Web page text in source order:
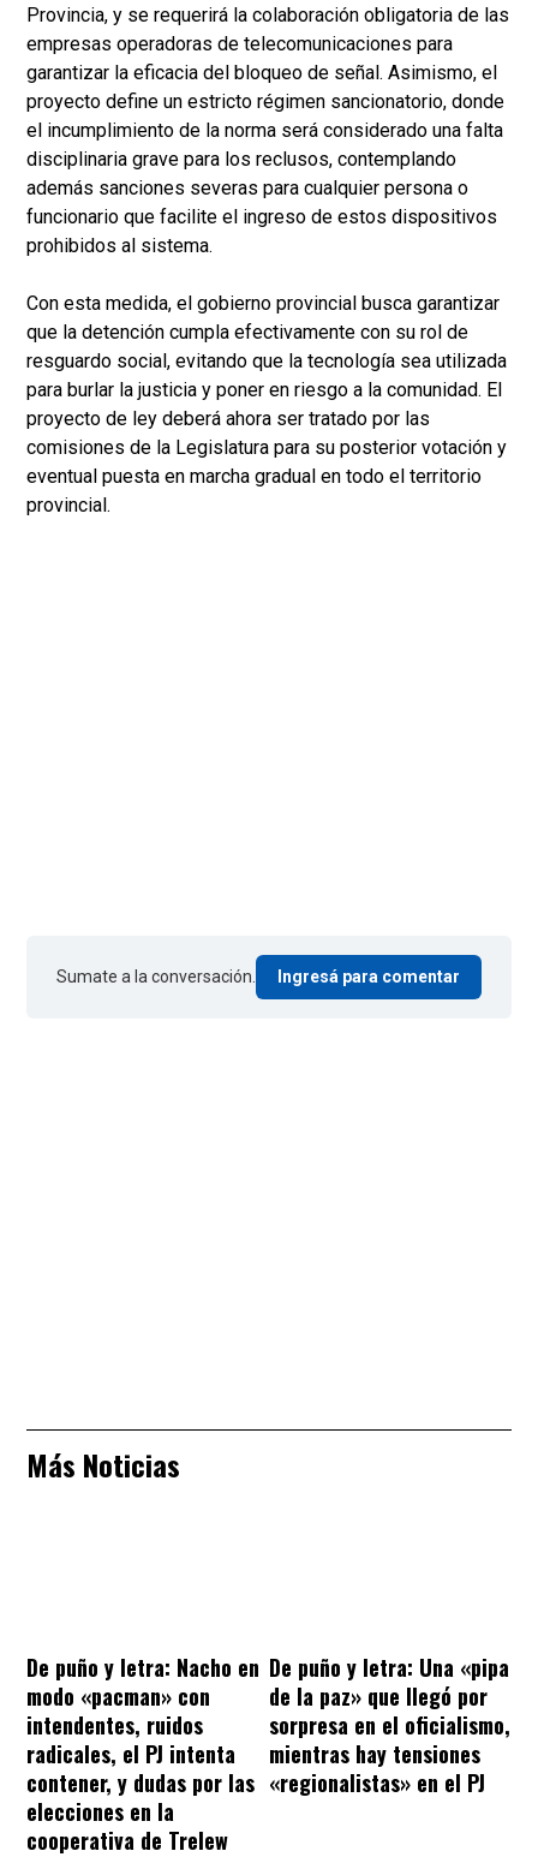
Provincia, y se requerirá la colaboración obligatoria de las
empresas operadoras de telecomunicaciones para
garantizar la eficacia del bloqueo de señal. Asimismo, el
proyecto define un estricto régimen sancionatorio, donde
el incumplimiento de la norma será considerado una falta
disciplinaria grave para los reclusos, contemplando
además sanciones severas para cualquier persona o
funcionario que facilite el ingreso de estos dispositivos
prohibidos al sistema.
Con esta medida, el gobierno provincial busca garantizar
que la detención cumpla efectivamente con su rol de
resguardo social, evitando que la tecnología sea utilizada
para burlar la justicia y poner en riesgo a la comunidad. El
proyecto de ley deberá ahora ser tratado por las
comisiones de la Legislatura para su posterior votación y
eventual puesta en marcha gradual en todo el territorio
provincial.
Sumate a la conversación. Ingresá para comentar
Más Noticias
De puño y letra: Nacho en
modo «pacman» con
intendentes, ruidos
radicales, el PJ intenta
contener, y dudas por las
elecciones en la
cooperativa de Trelew
De puño y letra: Una «pipa
de la paz» que llegó por
sorpresa en el oficialismo,
mientras hay tensiones
«regionalistas» en el PJ